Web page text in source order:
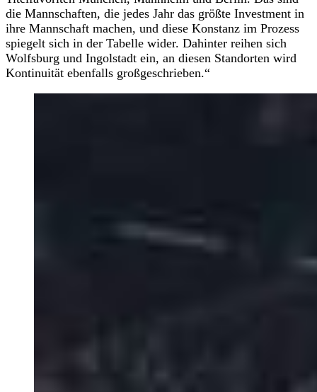
die Mannschaften, die jedes Jahr das größte Investment in
ihre Mannschaft machen, und diese Konstanz im Prozess
spiegelt sich in der Tabelle wider. Dahinter reihen sich
Wolfsburg und Ingolstadt ein, an diesen Standorten wird
Kontinuität ebenfalls großgeschrieben.“